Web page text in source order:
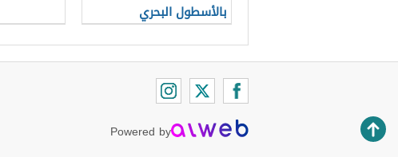
بالأسطول البحري
Powered by